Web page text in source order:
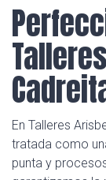
En Talleres
tratada como
punta y